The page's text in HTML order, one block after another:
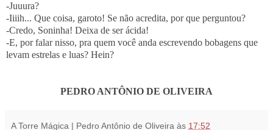
-Juuura?
-Iiiih... Que coisa, garoto! Se não acredita, por que perguntou?
-Credo, Soninha! Deixa de ser ácida!
-E, por falar nisso, pra quem você anda escrevendo bobagens que
levam estrelas e luas? Hein?
PEDRO ANTÔNIO DE OLIVEIRA
A Torre Mágica | Pedro Antônio de Oliveira às 17:52